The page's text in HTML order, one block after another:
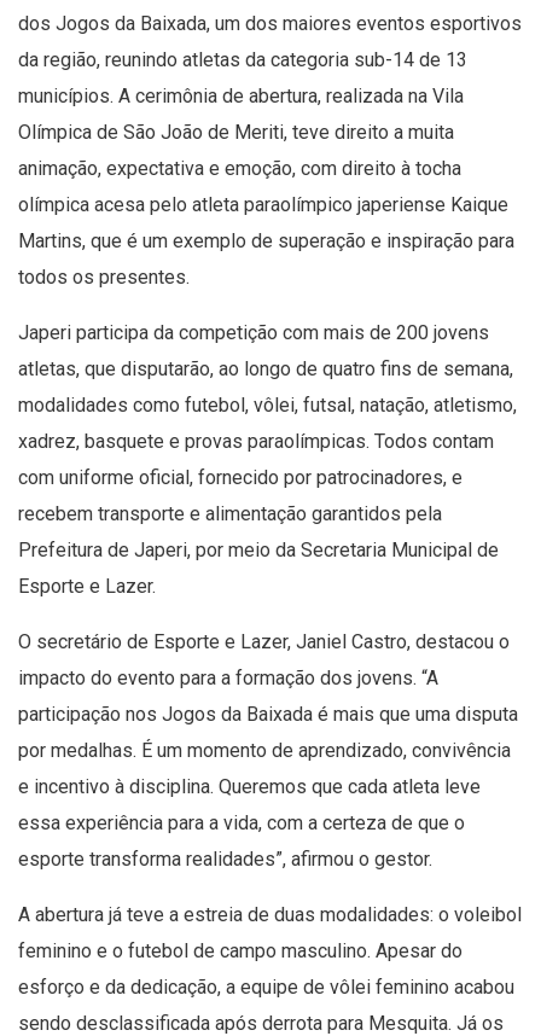
dos Jogos da Baixada, um dos maiores eventos esportivos
da região, reunindo atletas da categoria sub-14 de 13
municípios. A cerimônia de abertura, realizada na Vila
Olímpica de São João de Meriti, teve direito a muita
animação, expectativa e emoção, com direito à tocha
olímpica acesa pelo atleta paraolímpico japeriense Kaique
Martins, que é um exemplo de superação e inspiração para
todos os presentes.
Japeri participa da competição com mais de 200 jovens
atletas, que disputarão, ao longo de quatro fins de semana,
modalidades como futebol, vôlei, futsal, natação, atletismo,
xadrez, basquete e provas paraolímpicas. Todos contam
com uniforme oficial, fornecido por patrocinadores, e
recebem transporte e alimentação garantidos pela
Prefeitura de Japeri, por meio da Secretaria Municipal de
Esporte e Lazer.
O secretário de Esporte e Lazer, Janiel Castro, destacou o
impacto do evento para a formação dos jovens. “A
participação nos Jogos da Baixada é mais que uma disputa
por medalhas. É um momento de aprendizado, convivência
e incentivo à disciplina. Queremos que cada atleta leve
essa experiência para a vida, com a certeza de que o
esporte transforma realidades”, afirmou o gestor.
A abertura já teve a estreia de duas modalidades: o voleibol
feminino e o futebol de campo masculino. Apesar do
esforço e da dedicação, a equipe de vôlei feminino acabou
sendo desclassificada após derrota para Mesquita. Já os